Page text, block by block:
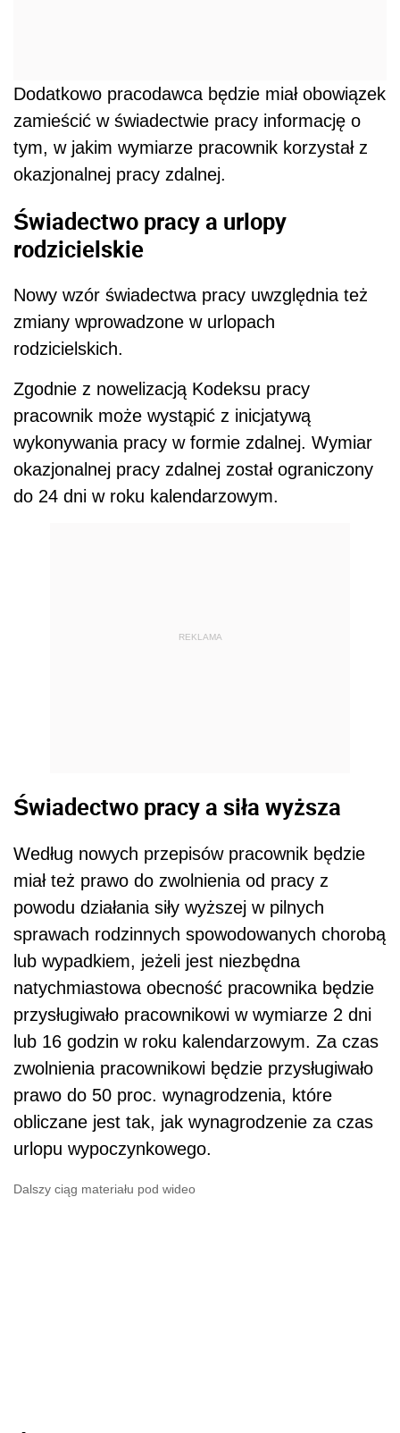
Dodatkowo pracodawca będzie miał obowiązek
zamieścić w świadectwie pracy informację o
tym, w jakim wymiarze pracownik korzystał z
okazjonalnej pracy zdalnej.
Świadectwo pracy a urlopy
rodzicielskie
Nowy wzór świadectwa pracy uwzględnia też
zmiany wprowadzone w urlopach
rodzicielskich.
Zgodnie z nowelizacją Kodeksu pracy
pracownik może wystąpić z inicjatywą
wykonywania pracy w formie zdalnej. Wymiar
okazjonalnej pracy zdalnej został ograniczony
do 24 dni w roku kalendarzowym.
REKLAMA
Świadectwo pracy a siła wyższa
Według nowych przepisów pracownik będzie
miał też prawo do zwolnienia od pracy z
powodu działania siły wyższej w pilnych
sprawach rodzinnych spowodowanych chorobą
lub wypadkiem, jeżeli jest niezbędna
natychmiastowa obecność pracownika będzie
przysługiwało pracownikowi w wymiarze 2 dni
lub 16 godzin w roku kalendarzowym. Za czas
zwolnienia pracownikowi będzie przysługiwało
prawo do 50 proc. wynagrodzenia, które
obliczane jest tak, jak wynagrodzenie za czas
urlopu wypoczynkowego.
Dalszy ciąg materiału pod wideo